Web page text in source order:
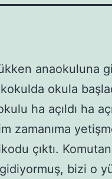
anaokuluna
okula
ha açıldı ha
zamanıma
çıktı.
gidiyormuş, bizi o